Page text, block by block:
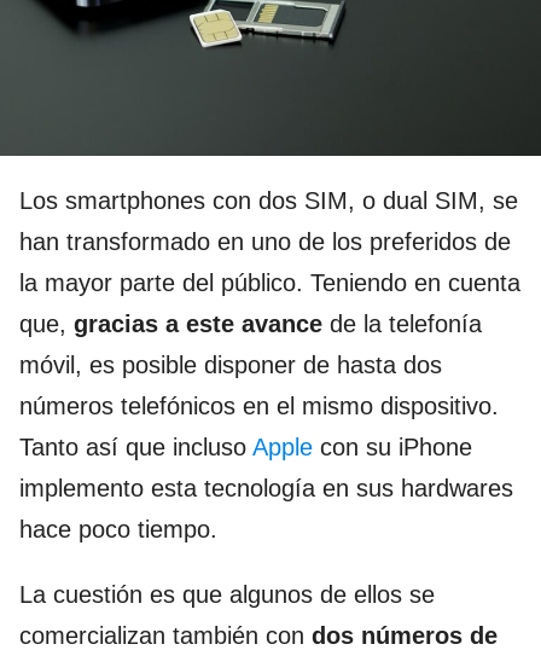
Los smartphones con dos SIM, o dual SIM, se
han transformado en uno de los preferidos de
la mayor parte del público. Teniendo en cuenta
que, gracias a este avance de la telefonía
móvil, es posible disponer de hasta dos
números telefónicos en el mismo dispositivo.
Tanto así que incluso Apple con su iPhone
implemento esta tecnología en sus hardwares
hace poco tiempo.
La cuestión es que algunos de ellos se
comercializan también con dos números de